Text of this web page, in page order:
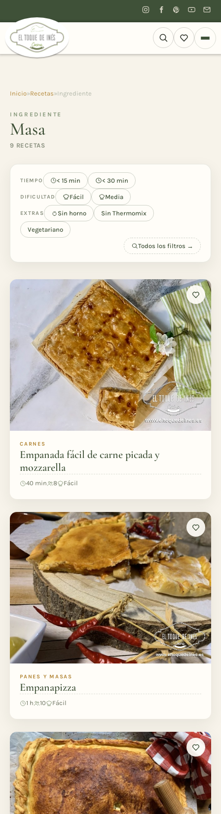
Inicio»Recetas»Ingrediente
INGREDIENTE
Masa
9 RECETAS
TIEMPO < 15 min < 30 min
DIFICULTAD Fácil Media
EXTRAS Sin horno Sin Thermomix
Vegetariano
Todos los filtros →
CARNES
Empanada fácil de carne picada y
mozzarella
40 min 8 Fácil
PANES Y MASAS
Empanapizza
1 h 10 Fácil